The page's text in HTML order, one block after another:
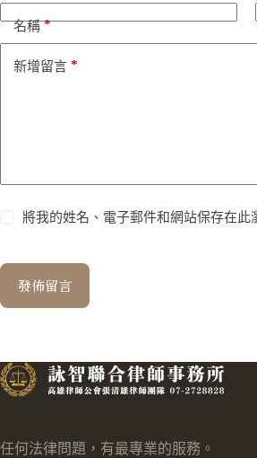
名稱*
新增留言 *
將我的姓名、電子郵件和網站保存在此
發佈留言
任何法律問題，有最專業的服務。